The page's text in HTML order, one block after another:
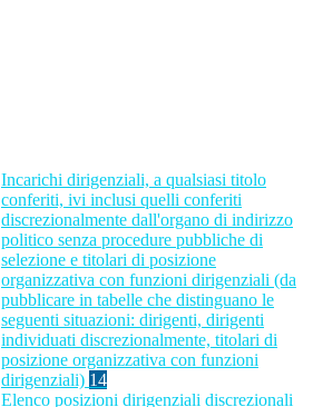
Incarichi dirigenziali, a qualsiasi titolo
conferiti, ivi inclusi quelli conferiti
discrezionalmente dall'organo di indirizzo
politico senza procedure pubbliche di
selezione e titolari di posizione
organizzativa con funzioni dirigenziali (da
pubblicare in tabelle che distinguano le
seguenti situazioni: dirigenti, dirigenti
individuati discrezionalmente, titolari di
posizione organizzativa con funzioni
dirigenziali) 14
Elenco posizioni dirigenziali discrezionali